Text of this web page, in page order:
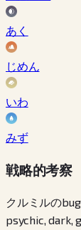
あく
じめん
いわ
みず
戦略的考察
クルミルの
psychic, dark,